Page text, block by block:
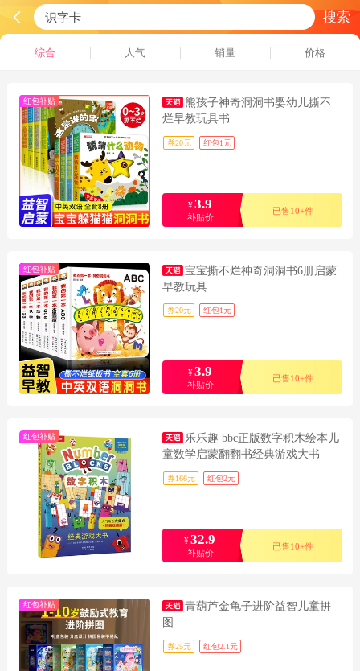
搜索
综合 人气 销量 价格
红包补贴
熊孩子神奇洞洞书婴幼儿撕不
烂早教玩具书
券20元 红包1元
¥3.9
补贴价
已售10+件
红包补贴
宝宝撕不烂神奇洞洞书6册启蒙
早教玩具
券20元 红包1元
¥3.9
补贴价
已售10+件
红包补贴
乐乐趣 bbc正版数字积木绘本儿
童数学启蒙翻翻书经典游戏大书
券166元 红包2元
¥ 32.9
补贴价
已售10+件
红包补贴
青葫芦金龟子进阶益智儿童拼
图
券25元 红包2.1元